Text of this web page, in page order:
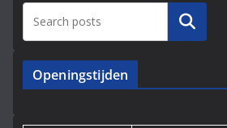
Zoeken
Openingstijden